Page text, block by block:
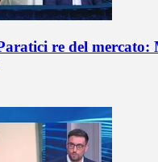
re del mercato: